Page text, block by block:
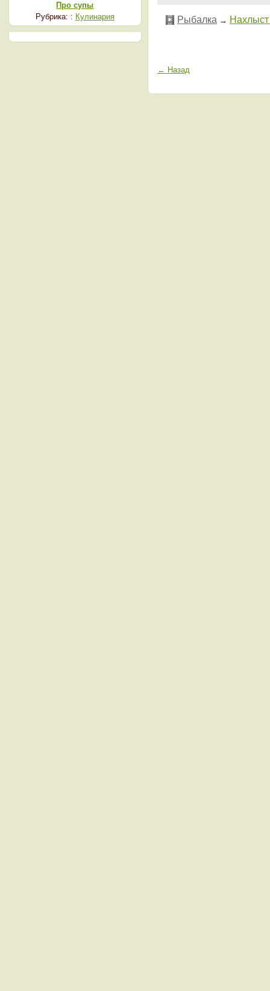
Рыбалка→
← Назад
Про супы
Рубрика: : Кулинария